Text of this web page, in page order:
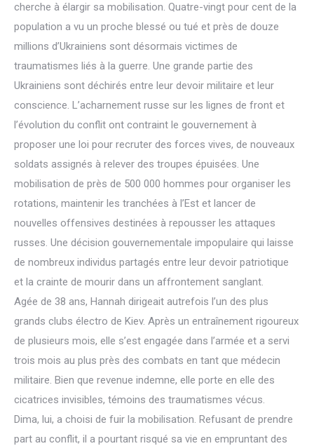
cherche à élargir sa mobilisation. Quatre-vingt pour cent de la
population a vu un proche blessé ou tué et près de douze
millions d’Ukrainiens sont désormais victimes de
traumatismes liés à la guerre. Une grande partie des
Ukrainiens sont déchirés entre leur devoir militaire et leur
conscience. L’acharnement russe sur les lignes de front et
l’évolution du conflit ont contraint le gouvernement à
proposer une loi pour recruter des forces vives, de nouveaux
soldats assignés à relever des troupes épuisées. Une
mobilisation de près de 500 000 hommes pour organiser les
rotations, maintenir les tranchées à l’Est et lancer de
nouvelles offensives destinées à repousser les attaques
russes. Une décision gouvernementale impopulaire qui laisse
de nombreux individus partagés entre leur devoir patriotique
et la crainte de mourir dans un affrontement sanglant.
Agée de 38 ans, Hannah dirigeait autrefois l’un des plus
grands clubs électro de Kiev. Après un entraînement rigoureux
de plusieurs mois, elle s’est engagée dans l’armée et a servi
trois mois au plus près des combats en tant que médecin
militaire. Bien que revenue indemne, elle porte en elle des
cicatrices invisibles, témoins des traumatismes vécus.
Dima, lui, a choisi de fuir la mobilisation. Refusant de prendre
part au conflit, il a pourtant risqué sa vie en empruntant des